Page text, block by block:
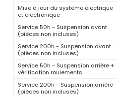
Mise à jour du système électrique
et électronique
Service 50h - Suspension avant
(pièces non incluses)
Service 200h - Suspension avant
(pièces non incluses)
Service 50h - Suspension arrière +
vérification roulements
Service 200h - Suspension arrière
(pièces non incluses)